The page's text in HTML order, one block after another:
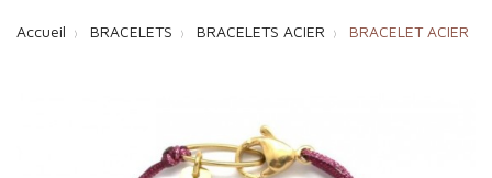
Accueil BRACELETS BRACELETS ACIER BRACELET ACIER